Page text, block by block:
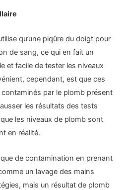
qu’une piqûre du doigt pour
de sang, ce qui en fait un
et facile de tester les niveaux
cependant, est que ces
par le plomb présent
les résultats des tests
les niveaux de plomb sont
en réalité.
de contamination en prenant
un lavage des mains
mais un résultat de plomb